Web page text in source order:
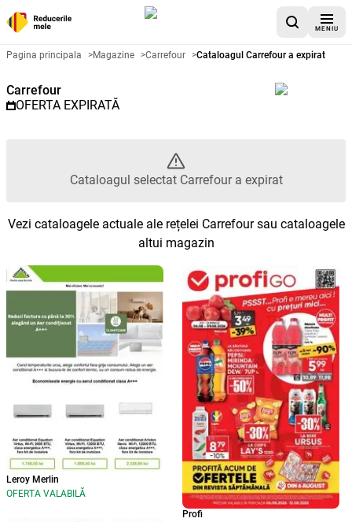
MENIU
Catalog promoțional Carrefour
Pagina principala >Magazine >Carrefour >Cataloagul Carrefour a expirat
Carrefour
OFERTA EXPIRATĂ
Cataloagul selectat Carrefour a expirat
Vezi cataloagele actuale ale rețelei Carrefour sau cataloagele
altui magazin
Leroy Merlin
OFERTA VALABILĂ
Profi